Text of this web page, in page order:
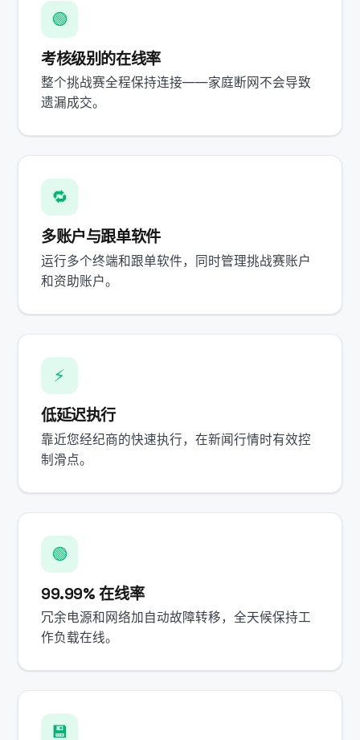
🟢
考核级别的在线率
整个挑战赛全程保持连接——家庭断网不会导致
遗漏成交。
🔁
多账户与跟单软件
运行多个终端和跟单软件，同时管理挑战赛账户
和资助账户。
⚡
低延迟执行
靠近您经纪商的快速执行，在新闻行情时有效控
制滑点。
🟢
99.99% 在线率
冗余电源和网络加自动故障转移，全天候保持工
作负载在线。
💾